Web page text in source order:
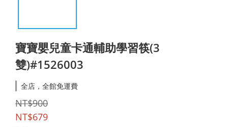
寶寶嬰兒童卡通輔助學習筷(3
雙)#1526003
全店，全館免運費
NT$900
NT$679